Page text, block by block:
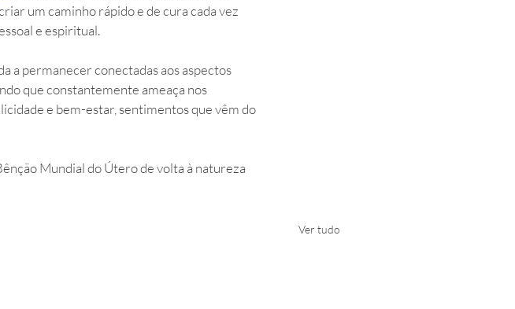
um caminho rápido e de cura cada vez
e espiritual.
a permanecer conectadas aos aspectos
que constantemente ameaça nos
e bem-estar, sentimentos que vêm do
Mundial do Útero de volta à natureza
Ver tudo